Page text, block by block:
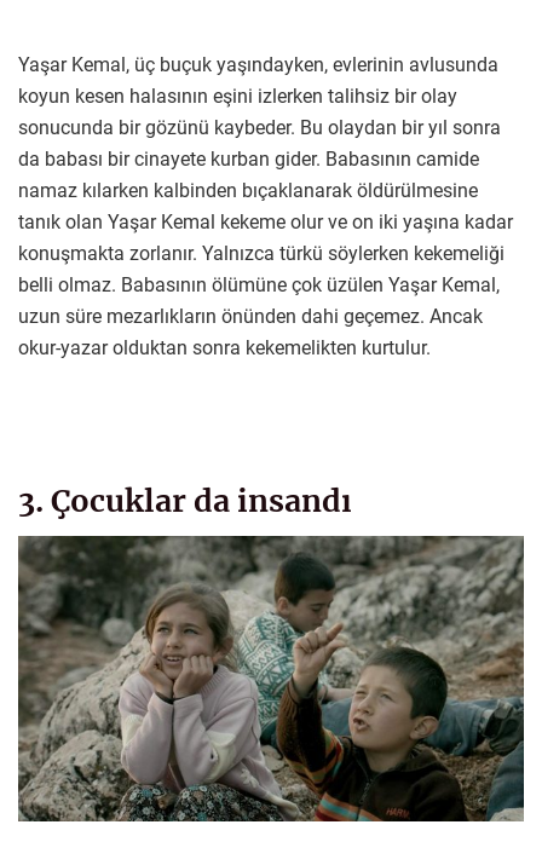
Yaşar Kemal, üç buçuk yaşındayken, evlerinin avlusunda
koyun kesen halasının eşini izlerken talihsiz bir olay
sonucunda bir gözünü kaybeder. Bu olaydan bir yıl sonra
da babası bir cinayete kurban gider. Babasının camide
namaz kılarken kalbinden bıçaklanarak öldürülmesine
tanık olan Yaşar Kemal kekeme olur ve on iki yaşına kadar
konuşmakta zorlanır. Yalnızca türkü söylerken kekemeliği
belli olmaz. Babasının ölümüne çok üzülen Yaşar Kemal,
uzun süre mezarlıkların önünden dahi geçemez. Ancak
okur-yazar olduktan sonra kekemelikten kurtulur.
3. Çocuklar da insandı